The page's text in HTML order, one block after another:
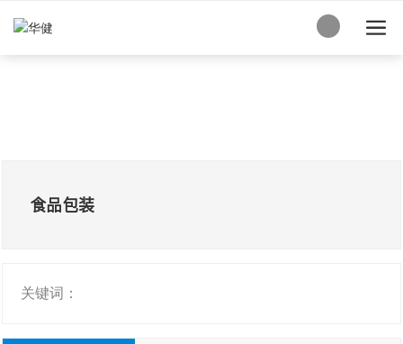
食品包装
关键词：